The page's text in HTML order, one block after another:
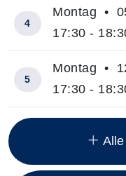
Insgesamt gibt es
4
Montag •
17:30 -
5
Montag •
17:30 -